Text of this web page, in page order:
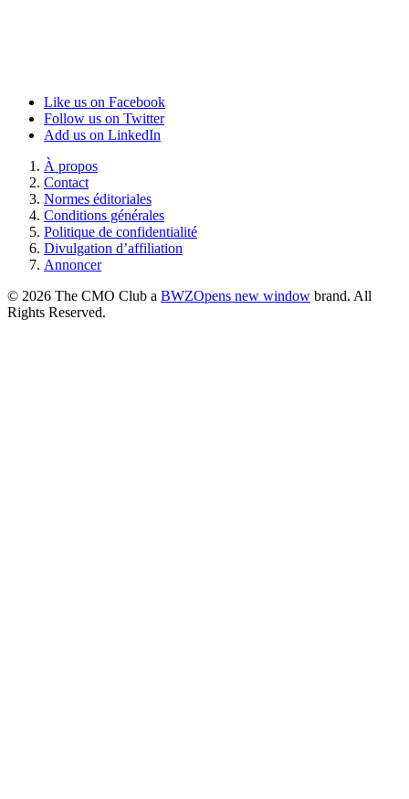
Like us on Facebook
Follow us on Twitter
Add us on LinkedIn
À propos
Contact
Normes éditoriales
Conditions générales
Politique de confidentialité
Divulgation d’affiliation
Annoncer
© 2026 The CMO Club a BWZOpens new window brand. All
Rights Reserved.